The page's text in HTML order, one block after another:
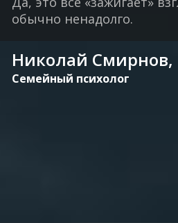
обычно ненадолго.
Николай Смирнов,
Семейный психолог